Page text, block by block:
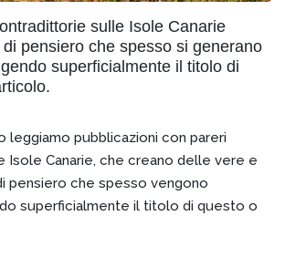
sulle Isole Canarie
pensiero che spesso si generano
superficialmente il titolo di
leggiamo pubblicazioni con pareri
Isole Canarie, che creano delle vere e
pensiero che spesso vengono
superficialmente il titolo di questo o